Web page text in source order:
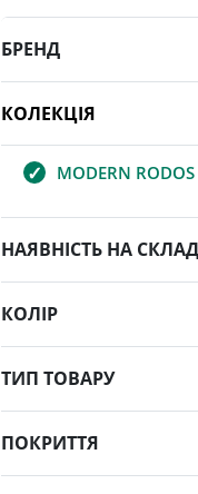
БРЕНД
КОЛЕКЦІЯ
MODERN RODOS
НАЯВНІСТЬ НА
КОЛІР
ТИП ТОВАРУ
ПОКРИТТЯ